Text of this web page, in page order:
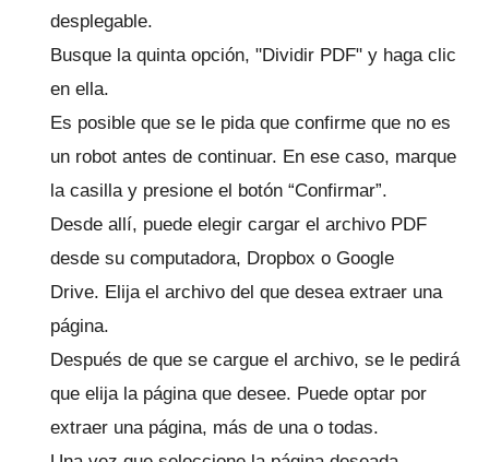
desplegable.
Busque la quinta opción, "Dividir PDF" y haga clic
en ella.
Es posible que se le pida que confirme que no es
un robot antes de continuar. En ese caso, marque
la casilla y presione el botón “Confirmar”.
Desde allí, puede elegir cargar el archivo PDF
desde su computadora, Dropbox o Google
Drive. Elija el archivo del que desea extraer una
página.
Después de que se cargue el archivo, se le pedirá
que elija la página que desee. Puede optar por
extraer una página, más de una o todas.